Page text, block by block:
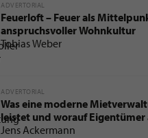
ADVERTORIAL
Feuerloft – Feuer als
anspruchsvoller Wohnkultur
Tobias Weber
ADVERTORIAL
Was eine moderne
leistet und worauf Eigentümer
Jens Ackermann